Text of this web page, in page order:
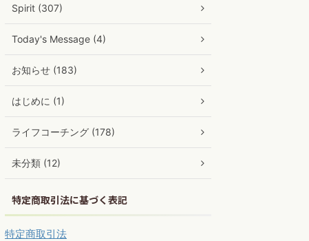
Spirit (307)
Today's Message (4)
お知らせ (183)
はじめに (1)
ライフコーチング (178)
未分類 (12)
特定商取引法に基づく表記
特定商取引法